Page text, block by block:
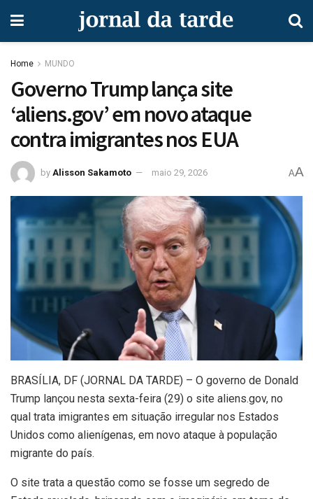
Home MUNDO
Governo Trump lança site
‘aliens.gov’ em novo ataque
contra imigrantes nos EUA
by Alisson Sakamoto maio 29, 2026 AA
BRASÍLIA, DF (JORNAL DA TARDE) – O governo de Donald
Trump lançou nesta sexta-feira (29) o site aliens.gov, no
qual trata imigrantes em situação irregular nos Estados
Unidos como alienígenas, em novo ataque à população
migrante do país.
O site trata a questão como se fosse um segredo de